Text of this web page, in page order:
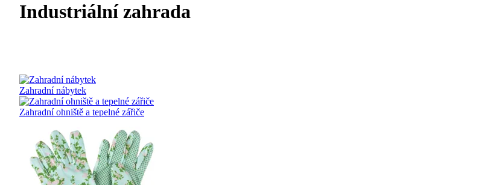
Industriální zahrada
Zahradní nábytek
Zahradní ohniště a tepelné zářiče